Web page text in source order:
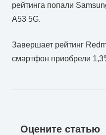
рейтинга попали
A53 5G.
Завершает рейтинг
смартфон приобрели
Оцените статью